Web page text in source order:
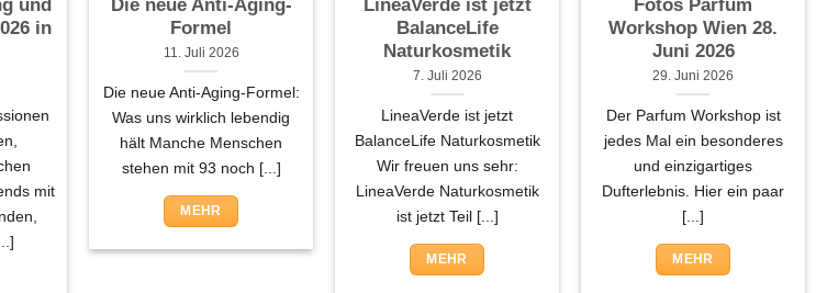
und
in
mit
Die neue Anti-Aging-
Formel
11. Juli 2026
Die neue Anti-Aging-Formel:
Was uns wirklich lebendig
hält Manche Menschen
stehen mit 93 noch [...]
MEHR
LineaVerde ist jetzt
BalanceLife
Naturkosmetik
7. Juli 2026
LineaVerde ist jetzt
BalanceLife Naturkosmetik
Wir freuen uns sehr:
LineaVerde Naturkosmetik
ist jetzt Teil [...]
MEHR
Fotos Parfum
Workshop Wien 28.
Juni 2026
29. Juni 2026
Der Parfum Workshop ist
jedes Mal ein besonderes
und einzigartiges
Dufterlebnis. Hier ein paar
[...]
MEHR